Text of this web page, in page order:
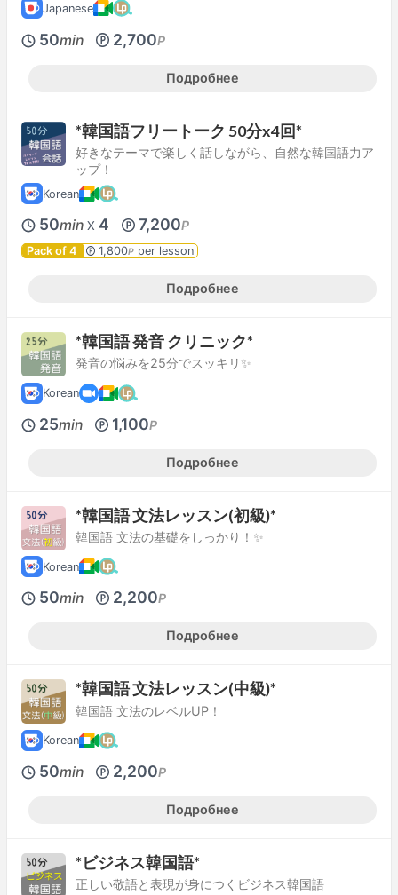
Japanese
50min 2,700P
Подробнее
*韓国語フリートーク 50分x4回*
好きなテーマで楽しく話しながら、自然な韓国語力ア
ップ！
Korean
50min X 4 7,200P
Pack of 4 1,800P per lesson
Подробнее
*韓国語 発音 クリニック*
発音の悩みを25分でスッキリ✨
Korean
25min 1,100P
Подробнее
*韓国語 文法レッスン(初級)*
韓国語 文法の基礎をしっかり！✨
Korean
50min 2,200P
Подробнее
*韓国語 文法レッスン(中級)*
韓国語 文法のレベルUP！
Korean
50min 2,200P
Подробнее
*ビジネス韓国語*
正しい敬語と表現が身につくビジネス韓国語